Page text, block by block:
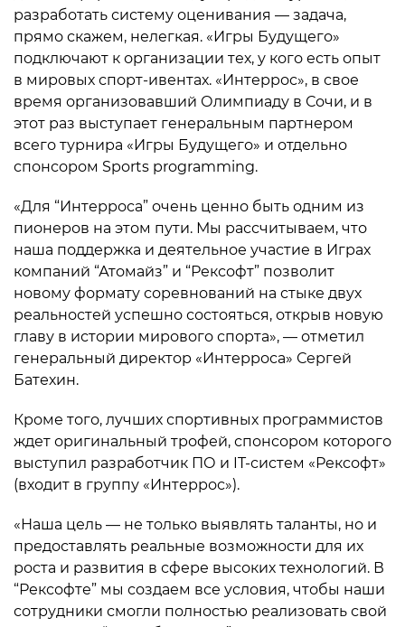
разработать систему оценивания — задача,
прямо скажем, нелегкая. «Игры Будущего»
подключают к организации тех, у кого есть опыт
в мировых спорт-ивентах. «Интеррос», в свое
время организовавший Олимпиаду в Сочи, и в
этот раз выступает генеральным партнером
всего турнира «Игры Будущего» и отдельно
спонсором Sports programming.
«Для “Интерроса” очень ценно быть одним из
пионеров на этом пути. Мы рассчитываем, что
наша поддержка и деятельное участие в Играх
компаний “Атомайз” и “Рексофт” позволит
новому формату соревнований на стыке двух
реальностей успешно состояться, открыв новую
главу в истории мирового спорта», — отметил
генеральный директор «Интерроса» Сергей
Батехин.
Кроме того, лучших спортивных программистов
ждет оригинальный трофей, спонсором которого
выступил разработчик ПО и IT-систем «Рексофт»
(входит в группу «Интеррос»).
«Наша цель — не только выявлять таланты, но и
предоставлять реальные возможности для их
роста и развития в сфере высоких технологий. В
“Рексофте” мы создаем все условия, чтобы наши
сотрудники смогли полностью реализовать свой